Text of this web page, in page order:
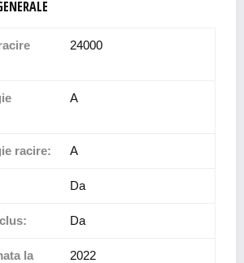
24000
A
racire: A
Da
Da
la
2022